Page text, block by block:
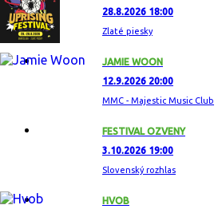
28.8.2026 18:00
Zlaté piesky
JAMIE WOON
12.9.2026 20:00
MMC - Majestic Music Club
FESTIVAL OZVENY
3.10.2026 19:00
Slovenský rozhlas
HVOB